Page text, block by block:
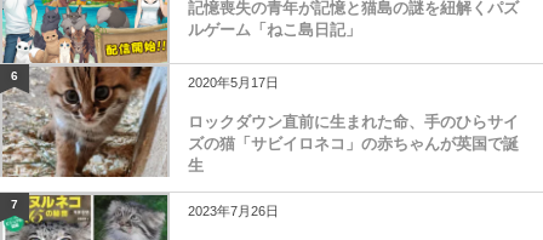
記憶喪失の青年が記憶と猫島の謎を紐解くパズ
ルゲーム「ねこ島日記」
6 2020年5月17日
ロックダウン直前に生まれた命、手のひらサイ
ズの猫「サビイロネコ」の赤ちゃんが英国で誕
生
7 2023年7月26日